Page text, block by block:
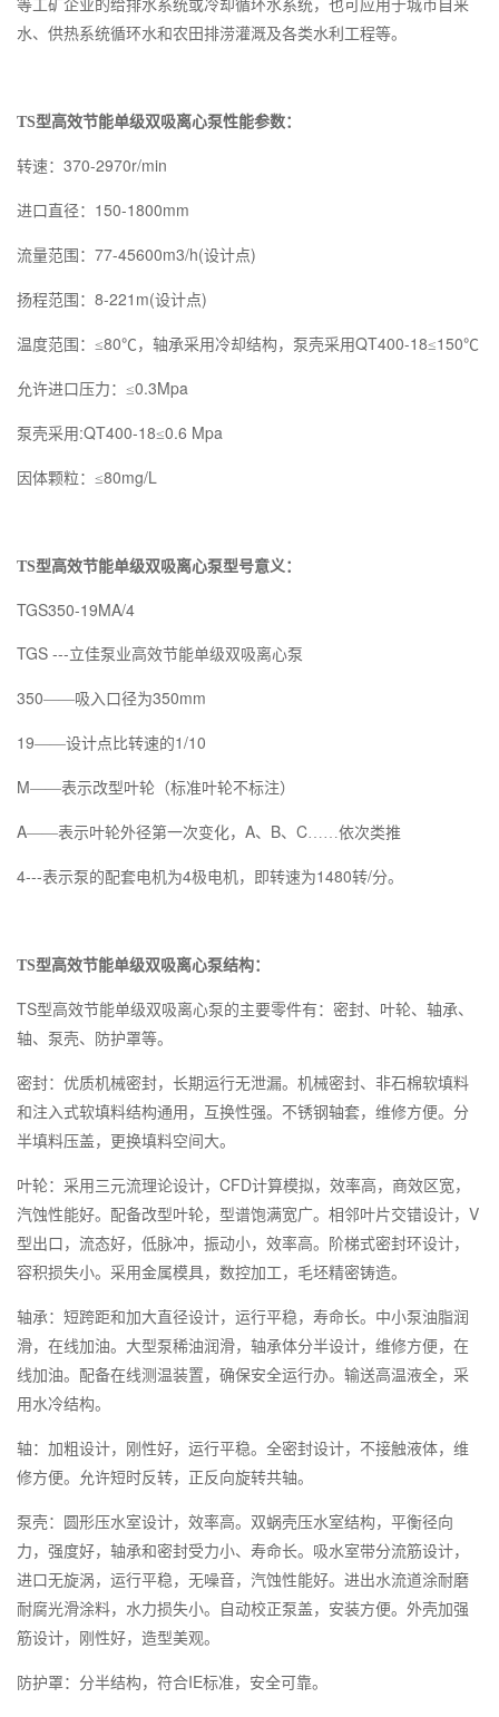
等工矿企业的给排水系统或冷却循环水系统，也可应用于城市自来
水、供热系统循环水和农田排涝灌溉及各类水利工程等。
TS型高效节能单级双吸离心泵性能参数：
转速： 370-2970r/min
进口直径： 150-1800mm
流量范围： 77-45600m3/h(设计点)
扬程范围： 8-221m(设计点)
温度范围：≤80℃，轴承采用冷却结构，泵壳采用QT400-18≤150℃
允许进口压力：≤0.3Mpa
泵壳采用 :QT400-18≤0.6 Mpa
因体颗粒：≤80mg/L
TS型高效节能单级双吸离心泵型号意义：
TGS350-19MA/4
TGS ---立佳泵业高效节能单级双吸离心泵
350——吸入口径为350mm
19——设计点比转速的1/10
M——表示改型叶轮（标准叶轮不标注）
A——表示叶轮外径第一次变化， A、 B、 C……依次类推
4---表示泵的配套电机为4极电机，即转速为1480转/分。
TS型高效节能单级双吸离心泵结构：
TS型高效节能单级双吸离心泵的主要零件有：密封、叶轮、轴承、
轴、泵壳、防护罩等。
密封：优质机械密封，长期运行无泄漏。机械密封、非石棉软填料
和注入式软填料结构通用，互换性强。不锈钢轴套，维修方便。分
半填料压盖，更换填料空间大。
叶轮：采用三元流理论设计， CFD计算模拟，效率高，商效区宽，
汽蚀性能好。配备改型叶轮，型谱饱满宽广。相邻叶片交错设计， V
型出口，流态好，低脉冲，振动小，效率高。阶梯式密封环设计，
容积损失小。采用金属模具，数控加工，毛坯精密铸造。
轴承：短跨距和加大直径设计，运行平稳，寿命长。中小泵油脂润
滑，在线加油。大型泵稀油润滑，轴承体分半设计，维修方便，在
线加油。配备在线测温装置，确保安全运行办。输送高温液全，采
用水冷结构。
轴：加粗设计，刚性好，运行平稳。全密封设计，不接触液体，维
修方便。允许短时反转，正反向旋转共轴。
泵壳：圆形压水室设计，效率高。双蜗壳压水室结构，平衡径向
力，强度好，轴承和密封受力小、寿命长。吸水室带分流筋设计，
进口无旋涡，运行平稳，无噪音，汽蚀性能好。进出水流道涂耐磨
耐腐光滑涂料，水力损失小。自动校正泵盖，安装方便。外壳加强
筋设计，刚性好，造型美观。
防护罩：分半结构，符合IE标准，安全可靠。